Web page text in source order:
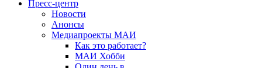
Пресс-центр
Новости
Анонсы
Медиапроекты МАИ
Как это работает?
МАИ Хобби